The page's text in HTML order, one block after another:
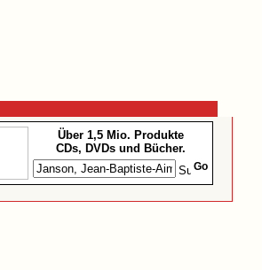
Über 1,5 Mio. Produkte
CDs, DVDs und Bücher.
Go